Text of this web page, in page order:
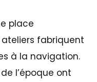
place
fabriquent
à la navigation.
l’époque ont